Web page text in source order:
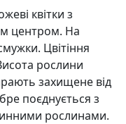
квітки з
центром. На
Цвітіння
рослини
захищене від
поєднується з
рослинами.